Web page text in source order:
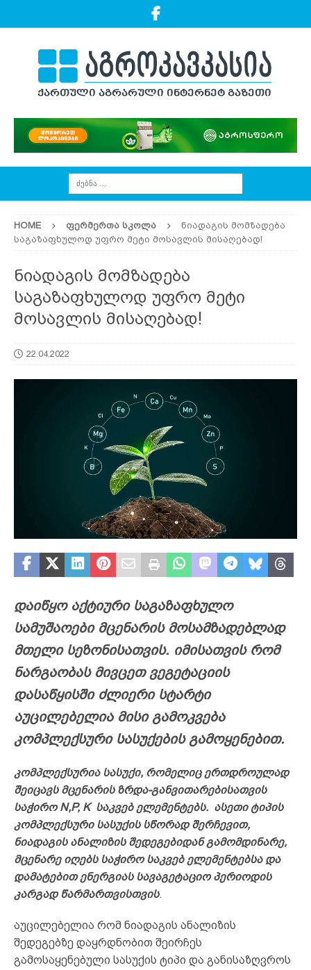
HOME ᲤᲔᲠᲛᲔᲠᲗᲐ ᲡᲙᲝᲚᲐ
ნიადაგის მომზადება
საგაზაფხულოდ უფრო მეტი მოსავლის მისაღებად!
ნიადაგის მომზადება
საგაზაფხულოდ უფრო მეტი
მოსავლის მისაღებად!
22.04.2022
დაიწყო აქტიური საგაზაფხულო
სამუშაოები მცენარის მოსამზადებლად
მთელი სეზონისათვის. იმისათვის რომ
ნარგაობას მივცეთ ვეგეტაციის
დასაწყისში ძლიერი სტარტი
აუცილებელია მისი გამოკვება
კომპლექსური სასუქების გამოყენებით.
კომპლექსურია სასუქი, რომელიც ერთდროულად
შეიცავს მცენარის ზრდა-განვითარებისათვის
საჭირო N,P, K საკვებ ელემენტებს. ასეთი ტიპის
კომპლექსური სასუქის სწორად შერჩევით,
ნიადაგის ანალიზის შედეგებიდან გამომდინარე,
მცენარე იღებს საჭირო საკვებ ელემენტებსა და
დამატებით ენერგიას სავაგეტაციო პერიოდის
კარგად წარმართვისთვის.
აუცილებელია რომ ნიადაგის ანალიზის
შედეგებზე დაყრდნობით შეირჩეს
გამოსაყენებული სასუქის ტიპი და განისაზღვროს